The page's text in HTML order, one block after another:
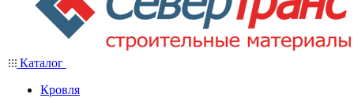
Каталог
Кровля